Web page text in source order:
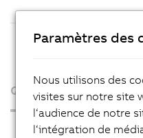
Qui sommes-nous ?
Espace presse
Paramètres des
Nous utilisons des
visites sur notre site
l‘audience de notre
l‘intégration de